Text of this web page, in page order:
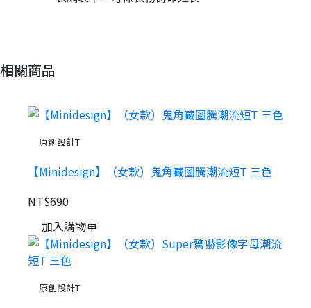
相關商品
原創設計T
【Minidesign】（女款）鬼角藏圖騰潮流短T 三色
NT$690
加入購物車
原創設計T